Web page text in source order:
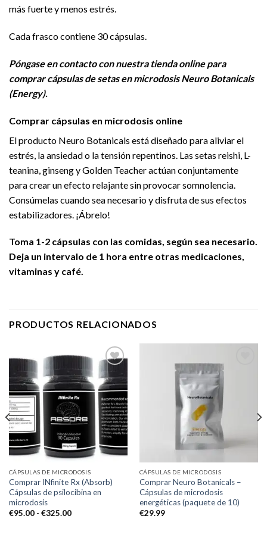
más fuerte y menos estrés.
Cada frasco contiene 30 cápsulas.
Póngase en contacto con nuestra tienda online para
comprar cápsulas de setas en microdosis Neuro Botanicals
(Energy).
Comprar cápsulas en microdosis online
El producto Neuro Botanicals está diseñado para aliviar el
estrés, la ansiedad o la tensión repentinos. Las setas reishi, L-
teanina, ginseng y Golden Teacher actúan conjuntamente
para crear un efecto relajante sin provocar somnolencia.
Consúmelas cuando sea necesario y disfruta de sus efectos
estabilizadores. ¡Ábrelo!
Toma 1-2 cápsulas con las comidas, según sea necesario.
Deja un intervalo de 1 hora entre otras medicaciones,
vitaminas y café.
PRODUCTOS RELACIONADOS
Add to
wishlist
CÁPSULAS DE MICRODOSIS
Comprar INfinite Rx (Absorb)
Cápsulas de psilocibina en
microdosis
€95.00 - €325.00Rango
CÁPSULAS DE MICRODOSIS
Comprar Neuro Botanicals –
Cápsulas de microdosis
energéticas (paquete de 10)
€29.99